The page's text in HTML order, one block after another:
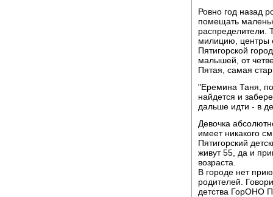
Ровно год назад
помещать
распределители.
милицию, центры
Пятигорской
малышей, от
Пятая, самая
"Еремина Таня,
найдется и
дальше идти - в
Девочка
имеет никакого
Пятигорский
живут 55, да и
возраста.
В городе нет
родителей.
детства ГорОНО